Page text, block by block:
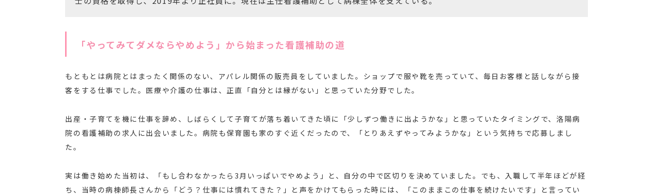
「やってみてダメならやめよう」から始まった看護補助の道
もともとは病院とはまったく関係のない、アパレル関係の販売員をしていました。ショップで服や靴を売っていて、毎日お客様と話しながら接
客をする仕事でした。医療や介護の仕事は、正直「自分とは縁がない」と思っていた分野でした。
出産・子育てを機に仕事を辞め、しばらくして子育てが落ち着いてきた頃に「少しずつ働きに出ようかな」と思っていたタイミングで、洛陽病
院の看護補助の求人に出会いました。病院も保育園も家のすぐ近くだったので、「とりあえずやってみようかな」という気持ちで応募しまし
た。
実は働き始めた当初は、「もし合わなかったら3月いっぱいでやめよう」と、自分の中で区切りを決めていました。でも、入職して半年ほどが経
ち、当時の病棟師長さんから「どう？仕事には慣れてきた？」と声をかけてもらった時には、「このままこの仕事を続けたいです」と言ってい